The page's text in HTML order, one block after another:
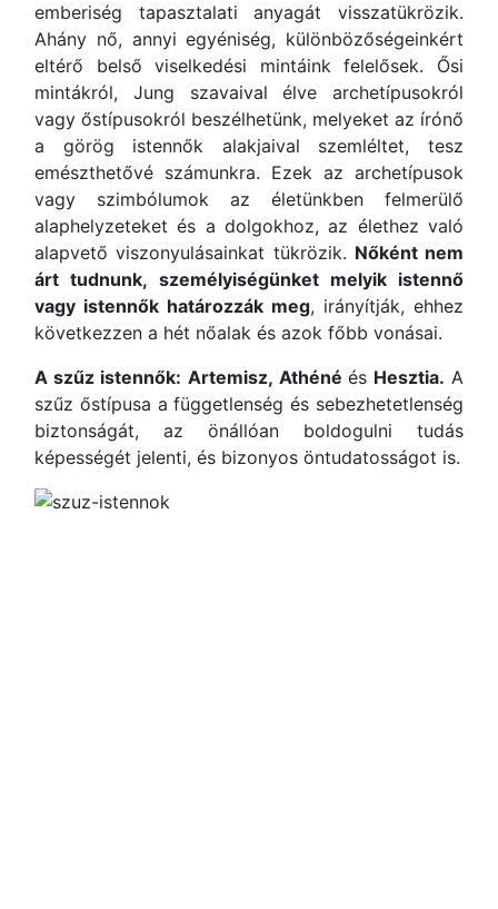
emberiség tapasztalati anyagát visszatükrözik.
Ahány nő, annyi egyéniség, különbözőségeinkért
eltérő belső viselkedési mintáink felelősek. Ősi
mintákról, Jung szavaival élve archetípusokról
vagy őstípusokról beszélhetünk, melyeket az írónő
a görög istennők alakjaival szemléltet, tesz
emészthetővé számunkra. Ezek az archetípusok
vagy szimbólumok az életünkben felmerülő
alaphelyzeteket és a dolgokhoz, az élethez való
alapvető viszonyulásainkat tükrözik. Nőként nem
árt tudnunk, személyiségünket melyik istennő
vagy istennők határozzák meg, irányítják, ehhez
következzen a hét nőalak és azok főbb vonásai.
A szűz istennők: Artemisz, Athénéés Hesztia. A
szűz őstípusa a függetlenség és sebezhetetlenség
biztonságát, az önállóan boldogulni tudás
képességét jelenti, és bizonyos öntudatosságot is.